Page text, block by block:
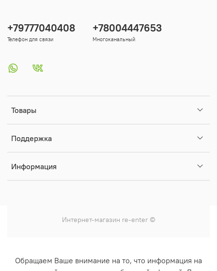
Товары
Поддержка
Информация
+79777040408
Телефон для связи
+78004447653
Многоканальный
Интернет-магазин re-enter ©
Обращаем Ваше внимание на то, что информация на